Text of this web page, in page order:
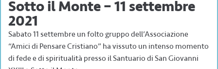
Sotto il Monte – 11 settembre
2021
Sabato 11 settembre un folto gruppo dell’Associazione
“Amici di Pensare Cristiano” ha vissuto un intenso momento
di fede e di spiritualità presso il Santuario di San Giovanni